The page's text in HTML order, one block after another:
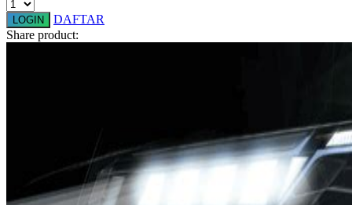
Sudocrem
T
Tommee Tippee
LOGIN
DAFTAR
Share product: